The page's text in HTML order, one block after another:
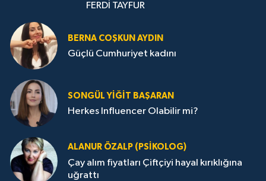
FERDİ TAYFUR
BERNA COŞKUN AYDIN
Güçlü Cumhuriyet kadını
SONGÜL YIĞIT BAŞARAN
Herkes Influencer Olabilir mi?
ALANUR ÖZALP (PSIKOLOG)
Çay alım fiyatları Çiftçiyi hayal kırıklığına
uğrattı